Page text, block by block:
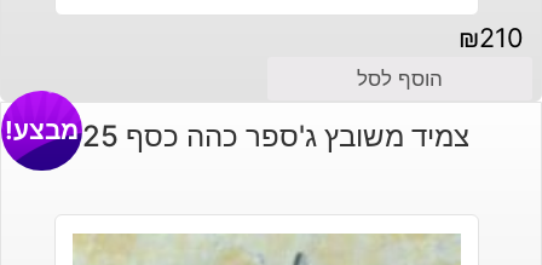
₪210
הוסף לסל
צמיד משובץ ג'ספר כהה כסף 925 מבצע!